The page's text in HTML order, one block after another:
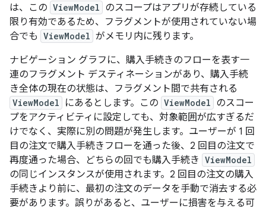
は、この ViewModel のスコープはアプリが存続している
限り有効であるため、フラグメントが使用されていない場
合でも ViewModel がメモリ内に残ります。
ナビゲーション グラフに、購入手続きのフローを表す一
連のフラグメント デスティネーションがあり、購入手続
き全体の現在の状態は、フラグメント間で共有される
ViewModel にあるとします。この ViewModel のスコー
プをアクティビティに設定しても、対象範囲が広すぎるだ
けでなく、実際に別の問題が発生します。ユーザーが 1 回
目の注文で購入手続きフローを通った後、2 回目の注文で
再度通った場合、どちらの回でも購入手続き ViewModel
の同じインスタンスが使用されます。2 回目の注文の購入
手続きより前に、最初の注文のデータを手動で消去する必
要があります。誤りがあると、ユーザーに損害を与える可